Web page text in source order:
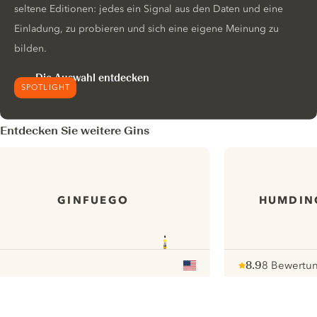
SPOTLIGHT
seltene Editionen: jedes ein Signal aus den Daten und eine
Einladung, zu probieren und sich eine eigene Meinung zu
bilden.
Die Auswahl entdecken
Entdecken Sie weitere Gins
GINFUEGO
8.98